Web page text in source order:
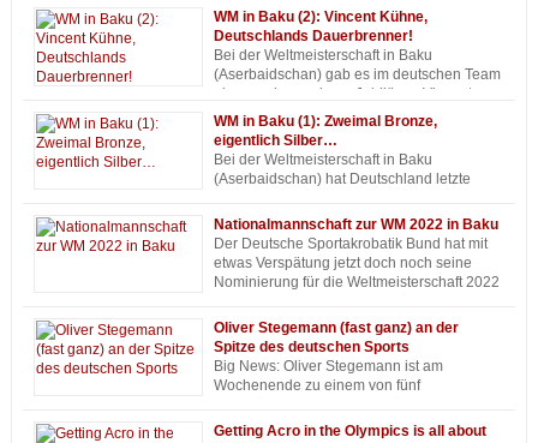
finanzieren könnte…‘ So ging es bestimmt einigen, als sie die
Zuwendungen des Bundes zur Förderung des DSAB analysierten. Die
tatsächlich geflossenen Summen („IST“) hat das BMI unlängst für 2013
bis 2021 veröffentlicht, genauso wie die Prognose („SOLL“) für 2022.
Die Fördergelder für den DSAB haben sich vervielfacht.
WM in Baku (2): Vincent Kühne,
Deutschlands Dauerbrenner!
Bei der Weltmeisterschaft in Baku
(Aserbaidschan) gab es im deutschen Team
ein ganz besonderes Jubiläum: Vincent
Kühne (25) war zum zehnten Mal bei einer großen internationalen
Meisterschaft dabei. Was für ein Meilenstein! Nur die wenigsten
Sportlerinnen und Sportler stoßen auch nur annähernd in solche
Dimensionen vor…
WM in Baku (1): Zweimal Bronze,
eigentlich Silber…
Bei der Weltmeisterschaft in Baku
(Aserbaidschan) hat Deutschland letzte
Erfolge gingen wieder einmal auf das Konto des Ausnahme-Mixed-
Paares Daniel Blintsov (SC Riesa) und Pia Schütze (SC Hoyerswerda),
die es sowohl in Kombi als auch in Balance aufs Podium schafften.
Nationalmannschaft zur WM 2022 in Baku
Der Deutsche Sportakrobatik Bund hat mit
etwas Verspätung jetzt doch noch seine
Nominierung für die Weltmeisterschaft 2022
ersten Mal ist die Age Group 11-16 nicht mehr im WM-Programm, für die
verbleibenden Age Groups 12-18 und 13-19 sowie die Senioren schickt
Deutschland 37 Sportlerinnen und Sportler in 14 Formationen ins
Rennen. Die Wettkämpfe der Senioren finden vom 10. bis 13. März statt,
Oliver Stegemann (fast ganz) an der
Spitze des deutschen Sports
Big News: Oliver Stegemann ist am
Wochenende zu einem von fünf
Deutschen Olympischen Sportbundes (DOSB) gewählt worden. Damit
Getting Acro in the Olympics is all about